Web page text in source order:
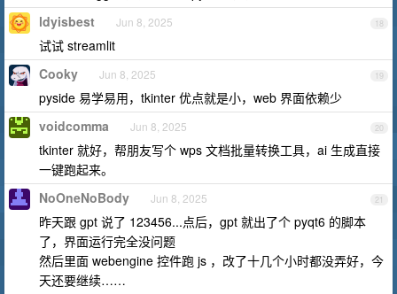
18
ldyisbest Jun 8, 2025
试试 streamlit
19
Cooky Jun 8, 2025
pyside 易学易用，tkinter 优点就是小，web 界面依赖少
20
voidcomma Jun 8, 2025
tkinter 就好，帮朋友写个 wps 文档批量转换工具，ai 生成直接
一键跑起来。
21
NoOneNoBody Jun 8, 2025
昨天跟 gpt 说了 123456...点后，gpt 就出了个 pyqt6 的脚本
了，界面运行完全没问题
然后里面 webengine 控件跑 js ，改了十几个小时都没弄好，今
天还要继续……